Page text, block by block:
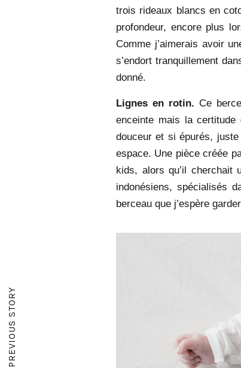
PREVIOUS STORY
trois rideaux blancs en
profondeur, encore plus
Comme j’aimerais avoir
s’endort tranquillement
donné.
Lignes en rotin.Ce
enceinte mais la
douceur et si épurés,
espace. Une pièce créée
kids, alors qu’il cherchait
indonésiens, spécialisés
berceau que j’espère